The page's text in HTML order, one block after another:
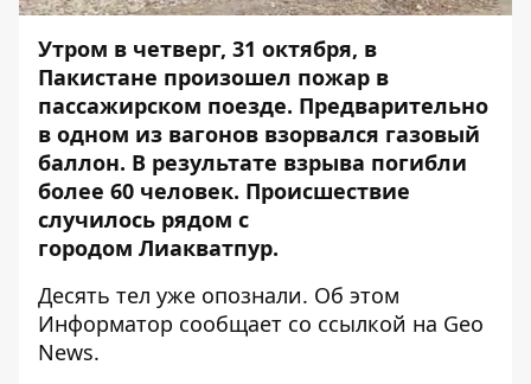
Утром в четверг, 31 октября, в
Пакистане произошел пожар в
пассажирском поезде. Предварительно
в одном из вагонов взорвался газовый
баллон. В результате взрыва погибли
более 60 человек. Происшествие
случилось рядом с
городом Лиакватпур.
Десять тел уже опознали. Об этом
Информатор сообщает со ссылкой на Geo
News.